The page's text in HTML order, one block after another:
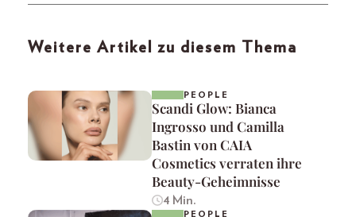
Weitere Artikel zu diesem Thema
PEOPLE
Scandi Glow: Bianca
Ingrosso und Camilla
Bastin von CAIA
Cosmetics verraten ihre
Beauty-Geheimnisse
4 Min.
PEOPLE